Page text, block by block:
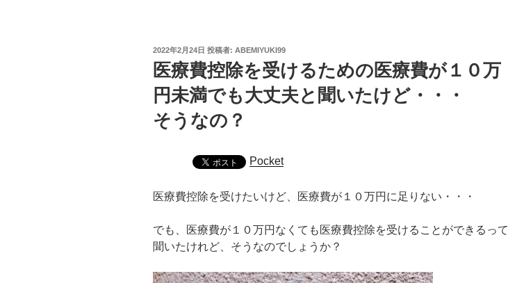
投
稿
日:
2022年2月24日 投稿者: ABEMIYUKI99
医療費控除を受けるための医療費が１０万
円未満でも大丈夫と聞いたけど・・・
そうなの？
Pocket
医療費控除を受けたいけど、医療費が１０万円に足りない・・・
でも、医療費が１０万円なくても医療費控除を受けることができるって
聞いたけれど、そうなのでしょうか？